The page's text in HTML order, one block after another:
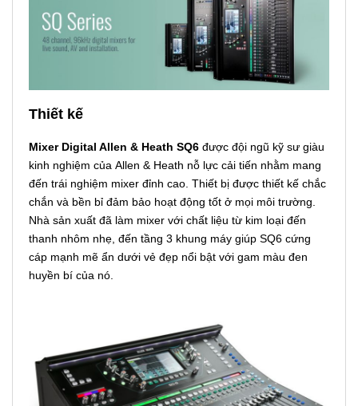
Thiết kế
Mixer Digital Allen & Heath SQ6 được đội ngũ kỹ sư giàu
kinh nghiệm của Allen & Heath nỗ lực cải tiến nhằm mang
đến trái nghiệm mixer đỉnh cao. Thiết bị được thiết kế chắc
chắn và bền bỉ đảm bảo hoạt động tốt ở mọi môi trường.
Nhà sản xuất đã làm mixer với chất liệu từ kim loại đến
thanh nhôm nhẹ, đến tầng 3 khung máy giúp SQ6 cứng
cáp mạnh mẽ ẩn dưới vẻ đẹp nổi bật với gam màu đen
huyền bí của nó.